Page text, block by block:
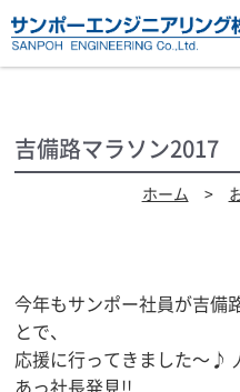
吉備路マラソン2017
ホーム >
今年もサンポー社員が吉備
とで、
応援に行ってきました～♪
あっ社長発見!!